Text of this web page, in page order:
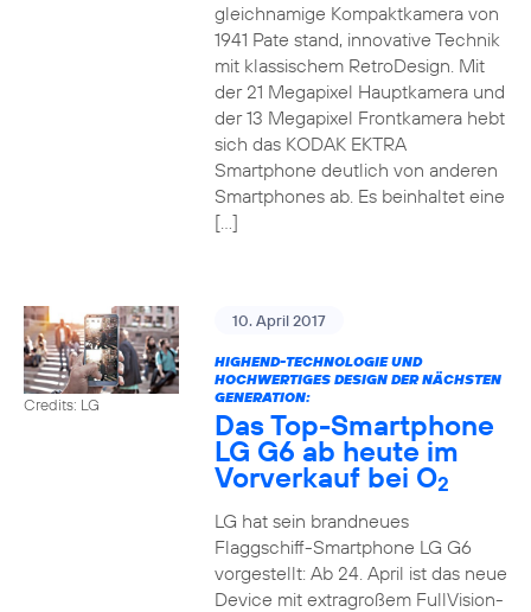
gleichnamige Kompaktkamera von
1941 Pate stand, innovative Technik
mit klassischem RetroDesign. Mit
der 21 Megapixel Hauptkamera und
der 13 Megapixel Frontkamera hebt
sich das KODAK EKTRA
Smartphone deutlich von anderen
Smartphones ab. Es beinhaltet eine
[…]
Credits: LG
10. April 2017
HIGHEND-TECHNOLOGIE UND
HOCHWERTIGES DESIGN DER NÄCHSTEN
GENERATION:
Das Top-Smartphone
LG G6 ab heute im
Vorverkauf bei O2
LG hat sein brandneues
Flaggschiff-Smartphone LG G6
vorgestellt: Ab 24. April ist das neue
Device mit extragroßem FullVision-